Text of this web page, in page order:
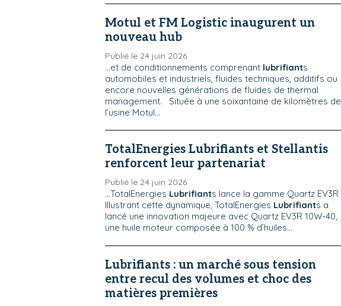
Motul et FM Logistic inaugurent un
nouveau hub
Publié le 24 juin 2026
...et de conditionnements comprenant lubrifiants
automobiles et industriels, fluides techniques, additifs ou
encore nouvelles générations de fluides de thermal
management. Située à une soixantaine de kilomètres de
l’usine Motul...
TotalEnergies Lubrifiants et Stellantis
renforcent leur partenariat
Publié le 24 juin 2026
...TotalEnergies Lubrifiants lance la gamme Quartz EV3R
Illustrant cette dynamique, TotalEnergies Lubrifiants a
lancé une innovation majeure avec Quartz EV3R 10W-40,
une huile moteur composée à 100 % d’huiles...
Lubrifiants : un marché sous tension
entre recul des volumes et choc des
matières premières